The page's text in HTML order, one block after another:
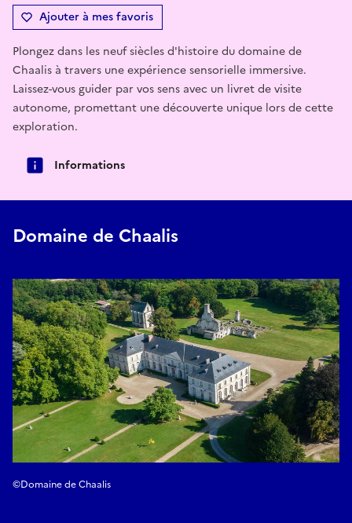
Ajouter à mes favoris
Plongez dans les neuf siècles d'histoire du domaine de
Chaalis à travers une expérience sensorielle immersive.
Laissez-vous guider par vos sens avec un livret de visite
autonome, promettant une découverte unique lors de cette
exploration.
Informations
Domaine de Chaalis
©Domaine de Chaalis